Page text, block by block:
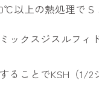
以上の熱処理でＳ
クスジスルフィ
ことでKSH（1/2